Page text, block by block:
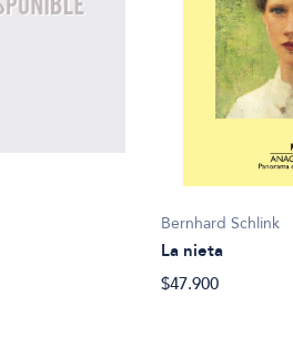
Bernhard Schlink
La nieta
$47.900